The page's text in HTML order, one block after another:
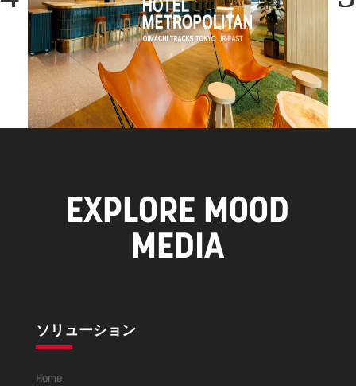
EXPLORE MOOD
MEDIA
ソリューション
Home